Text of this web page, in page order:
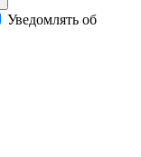
Уведомлять об